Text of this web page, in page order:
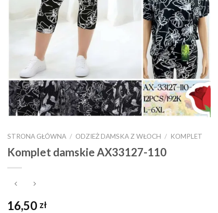
STRONA GŁÓWNA / ODZIEŻ DAMSKA Z WŁOCH / KOMPLET
Komplet damskie AX33127-110
16,50 zł